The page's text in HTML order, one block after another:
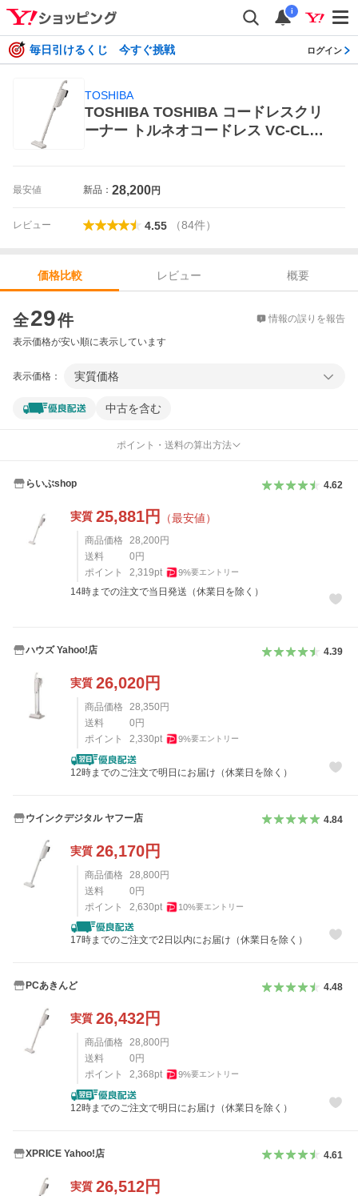
i
毎日引けるくじ 今すぐ挑戦 ログイン
TOSHIBA
TOSHIBA TOSHIBA コードレスクリ
ーナー トルネオコードレス VC-CLP5
最安値 新品： 28,200円
レビュー 4.55 （84件）
価格比較 レビュー
概要
全29件 情報の誤りを報告
表示価格が安い順に表示しています
表示価格： 実質価格
中古を含む
ポイント・送料の算出方法
らいぶshop 4.62
実質 25,881円 （最安値）
商品価格 28,200 円
送料
0 円
ポイント
2,319pt 9%要エントリー
14時までの注文で当日発送（休業日を除く）
ハウズ Yahoo!店 4.39
実質 26,020円
商品価格 28,350 円
送料
0 円
ポイント
2,330pt 9%要エントリー
12時までのご注文で明日にお届け（休業日を除く）
ウインクデジタル ヤフー店 4.84
実質 26,170円
商品価格 28,800円
送料
0円
ポイント
2,630pt 10%要エントリー
17時までのご注文で2日以内にお届け（休業日を除く）
PCあきんど 4.48
実質 26,432円
商品価格 28,800 円
送料
0 円
ポイント
2,368pt 9%要エントリー
12時までのご注文で明日にお届け（休業日を除く）
XPRICE Yahoo!店 4.61
実質 26,512円